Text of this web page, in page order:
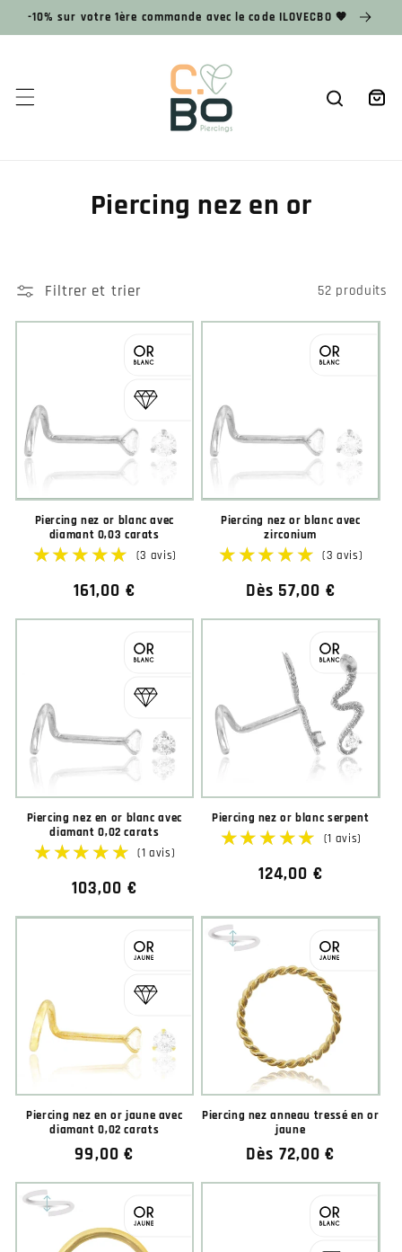
passer
au
-10% sur votre 1ère commande avec le code ILOVECBO 🧡
Panier
Piercing nez en or
Filtrer et trier 52 produits
Piercing nez or blanc avec
diamant 0,03 carats
★★★★★
★★★★★
Prix
habituel
161,00 €
Piercing nez or blanc avec
zirconium
★★★★★
★★★★★
Prix
habituel
Dès 57,00 €
Piercing nez en or blanc avec
diamant 0,02 carats
★★★★★
★★★★★ (1 avis)
Prix
habituel
103,00 €
Piercing nez or blanc serpent
★★★★★
★★★★★
Prix
124,00 €
Piercing nez en or jaune avec
diamant 0,02 carats
Prix
habituel
99,00 €
Piercing nez anneau tressé en or
jaune
Prix
habituel
Dès 72,00 €